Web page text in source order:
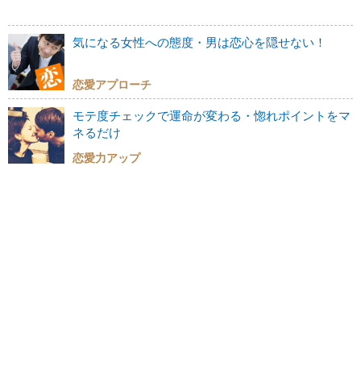
気になる女性への態度・男は恋心を隠せない！
恋愛アプローチ
モテ度チェックで運命が変わる・惚れポイントをマ
ネるだけ
恋愛力アップ